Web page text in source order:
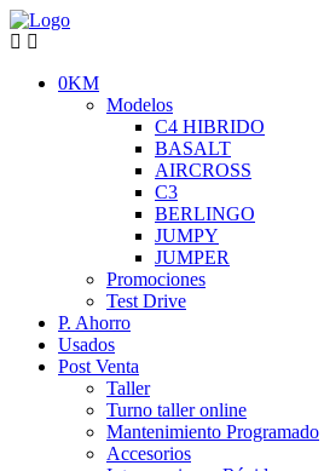
0KM
Modelos
C4 HIBRIDO
BASALT
AIRCROSS
C3
BERLINGO
JUMPY
JUMPER
Promociones
Test Drive
P. Ahorro
Usados
Post Venta
Taller
Turno taller online
Mantenimiento Programado
Accesorios